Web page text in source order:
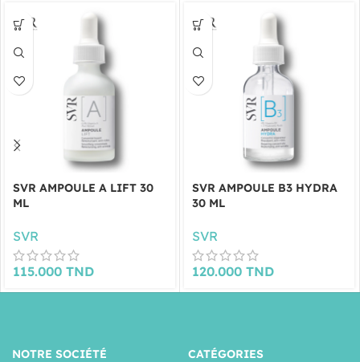
SVR AMPOULE A LIFT 30
ML
SVR
115.000 TND
SVR AMPOULE B3 HYDRA
30 ML
SVR
120.000 TND
NOTRE SOCIÉTÉ
CATÉGORIES